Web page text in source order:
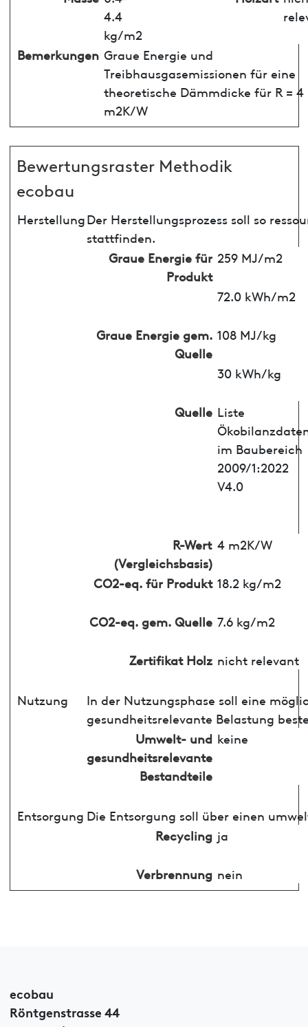
4.4
kg/m2
Bemerkungen Graue Energie und
Treibhausgasemissionen für eine
theoretische Dämmdicke für R = 4
m2K/W
Bewertungsraster Methodik
ecobau
HerstellungDer Herstellungsprozess soll so
stattfinden.
Graue Energie für
Produkt
259 MJ/m2
72.0 kWh/m2
Graue Energie gem.
Quelle
108 MJ/kg
30 kWh/kg
Quelle Liste
im Baubereich
2009/1:2022
V4.0
R-Wert
(Vergleichsbasis)
4 m2K/W
CO2-eq. für Produkt 18.2 kg/m2
CO2-eq. gem. Quelle 7.6 kg/m2
Zertifikat Holz nicht relevant
Nutzung
In der Nutzungsphase soll eine
gesundheitsrelevante Belastung
Umwelt- und
gesundheitsrelevante
Bestandteile
keine
Entsorgung Die Entsorgung soll über einen
Recycling ja
Verbrennung nein
ecobau
Röntgenstrasse 44